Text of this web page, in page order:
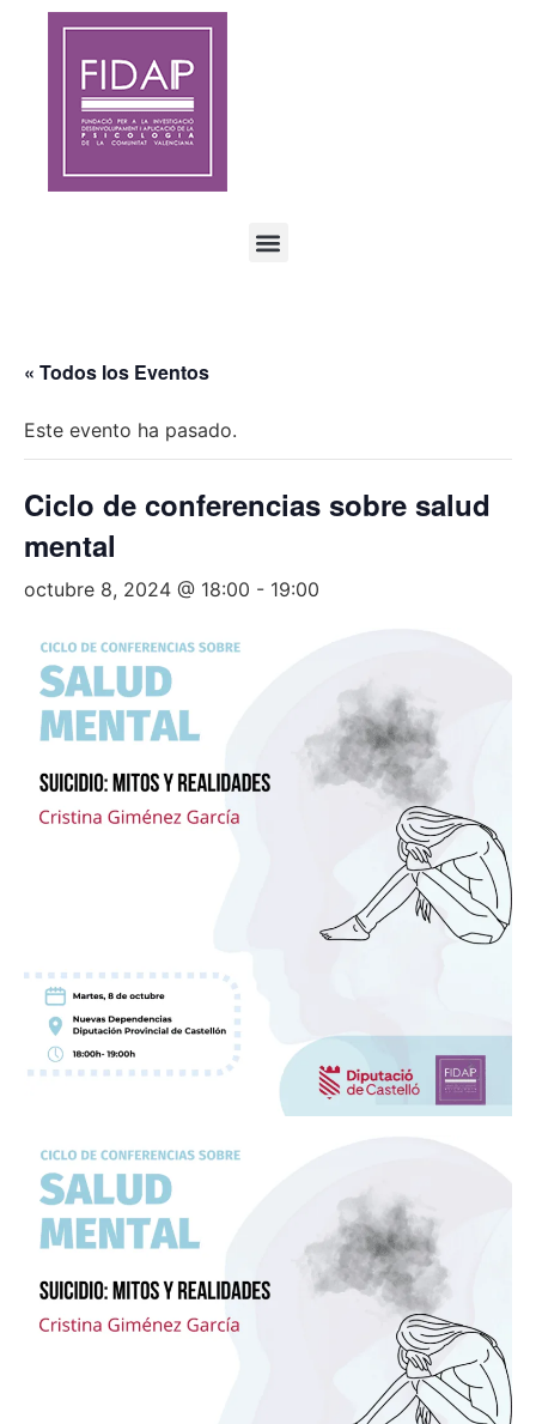
« Todos los Eventos
Este evento ha pasado.
Ciclo de conferencias sobre salud
mental
octubre 8, 2024 @ 18:00 - 19:00